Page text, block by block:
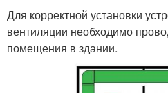
Для корректной установки
вентиляции необходимо
помещения в здании.